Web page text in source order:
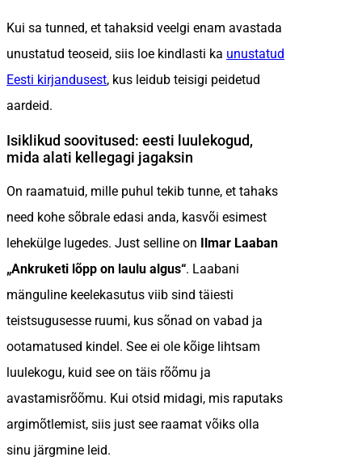
Kui sa tunned, et tahaksid veelgi enam avastada
unustatud teoseid, siis loe kindlasti ka unustatud
Eesti kirjandusest, kus leidub teisigi peidetud
aardeid.
Isiklikud soovitused: eesti luulekogud,
mida alati kellegagi jagaksin
On raamatuid, mille puhul tekib tunne, et tahaks
need kohe sõbrale edasi anda, kasvõi esimest
lehekülge lugedes. Just selline on
Ilmar Laaban
„Ankruketi lõpp on laulu algus“. Laabani
mänguline keelekasutus viib sind täiesti
teistsugusesse ruumi, kus sõnad on vabad ja
ootamatused kindel. See ei ole kõige lihtsam
luulekogu, kuid see on täis rõõmu ja
avastamisrõõmu. Kui otsid midagi, mis raputaks
argimõtlemist, siis just see raamat võiks olla
sinu järgmine leid.